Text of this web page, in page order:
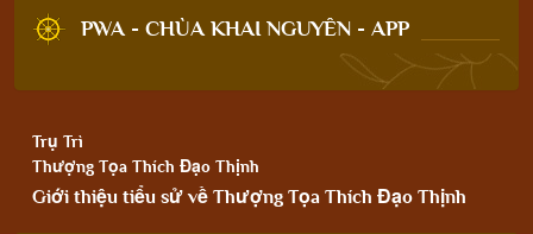
PWA - CHÙA KHAI NGUYÊN - APP
Trụ Trì
Thượng Tọa Thích Đạo Thịnh
Giới thiệu tiểu sử về Thượng Tọa Thích Đạo Thịnh